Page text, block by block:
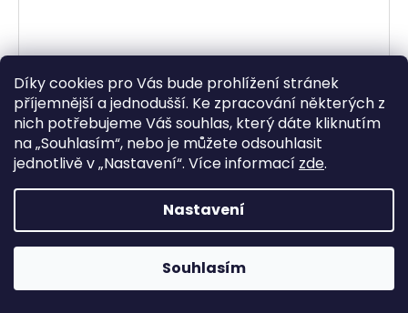
Díky cookies pro Vás bude prohlížení stránek
příjemnější a jednodušší. Ke zpracování některých z
nich potřebujeme Váš souhlas, který dáte kliknutím
na „Souhlasím“, nebo je můžete odsouhlasit
jednotlivě v „Nastavení“. Více informací zde.
Nastavení
Souhlasím